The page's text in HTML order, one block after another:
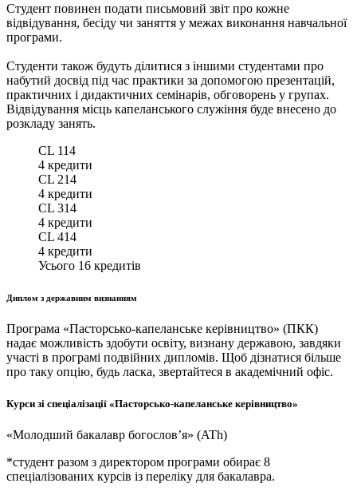
Студент повинен подати письмовий звіт про кожне
відвідування, бесіду чи заняття у межах виконання навчальної
програми.
Студенти також будуть ділитися з іншими студентами про
набутий досвід під час практики за допомогою презентацій,
практичних і дидактичних семінарів, обговорень у групах.
Відвідування місць капеланського служіння буде внесено до
розкладу занять.
CL 114
4 кредити
CL 214
4 кредити
CL 314
4 кредити
CL 414
4 кредити
Усього 16 кредитів
Диплом з державним визнанням
Програма «Пасторсько-капеланське керівництво» (ПКК)
надає можливість здобути освіту, визнану державою, завдяки
участі в програмі подвійних дипломів. Щоб дізнатися більше
про таку опцію, будь ласка, звертайтеся в академічний офіс.
Курси зі спеціалізації «Пасторсько-капеланське керівництво»
«Молодший бакалавр богословʼя» (ATh)
*студент разом з директором програми обирає 8
спеціалізованих курсів із переліку для бакалавра.